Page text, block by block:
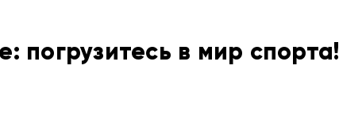
погрузитесь в мир